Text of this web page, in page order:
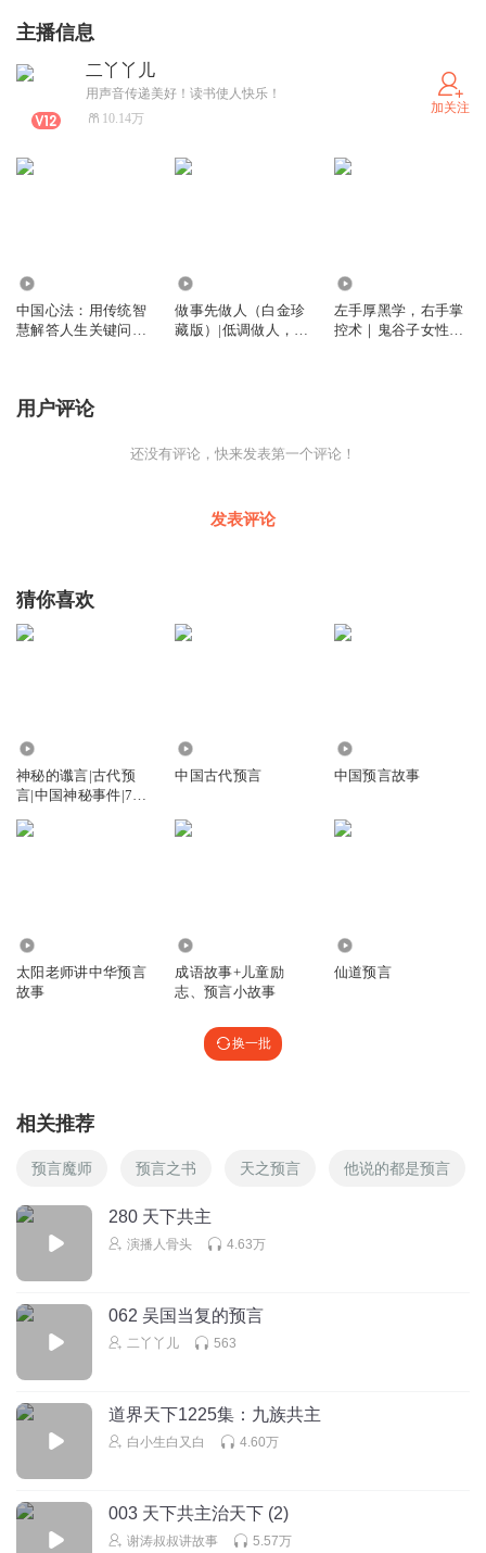
主播信息
二丫丫儿
用声音传递美好！读书使人快乐！
10.14万
加关注
中国心法：用传统智
慧解答人生关键问题
赵昱鲲
做事先做人（白金珍
藏版）|低调做人，高
左手厚黑学，右手掌
控术｜鬼谷子女性必
用户评论
还没有评论，快来发表第一个评论！
发表评论
猜你喜欢
神秘的谶言|古代预
言|中国神秘事件|749
中国古代预言 中国预言故事
太阳老师讲中华预言
故事
成语故事+儿童励
志、预言小故事
仙道预言
换一批
相关推荐
预言魔师 预言之书 天之预言 他说的都是预言
280 天下共主
演播人骨头 4.63万
062 吴国当复的预言
二丫丫儿 563
道界天下1225集：九族共主
白小生白又白 4.60万
003 天下共主治天下 (2)
谢涛叔叔讲故事 5.57万